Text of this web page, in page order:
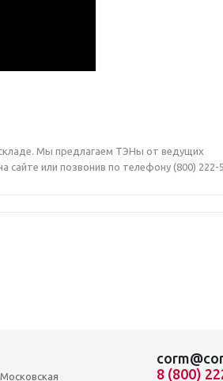
Мы предлагаем ТЭНы от ведущих
или позвонив по телефону (800) 222-
8 (800)